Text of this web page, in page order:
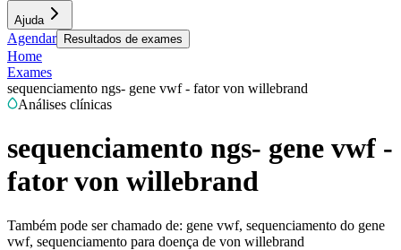
Ajuda
Agendar Resultados de exames
Home
Exames
sequenciamento ngs- gene vwf - fator von willebrand
Análises clínicas
sequenciamento ngs- gene vwf -
fator von willebrand
Também pode ser chamado de: gene vwf, sequenciamento do gene
vwf, sequenciamento para doença de von willebrand